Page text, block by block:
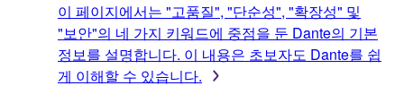
이 페이지에서는 "고품질", "단순성", "확장성" 및
"보안"의 네 가지 키워드에 중점을 둔 Dante의 기본
정보를 설명합니다. 이 내용은 초보자도 Dante를 쉽
게 이해할 수 있습니다.